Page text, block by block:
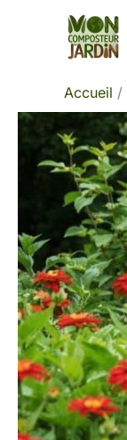
Accueil